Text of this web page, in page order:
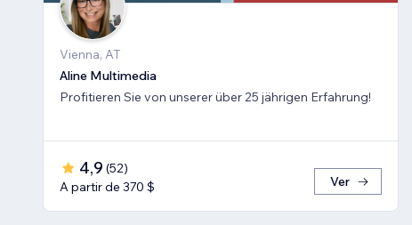
Vienna, AT
Aline Multimedia
Profitieren Sie von unserer über 25 jährigen Erfahrung!
4,9 (52)
A partir de 370 $
Ver